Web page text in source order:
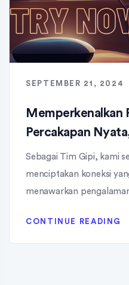
SEPTEMBER 21, 2024
Memperkenalkan
Percakapan
Sebagai Tim Gipi, kami
menciptakan koneksi
menawarkan
CONTINUE READING